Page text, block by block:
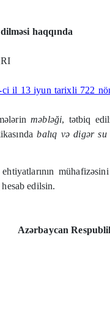
haqqında
ci il 13 iyun tarixli 722
məbləği, tətbiq
balıq və digər su
edilsin.
Azərbaycan